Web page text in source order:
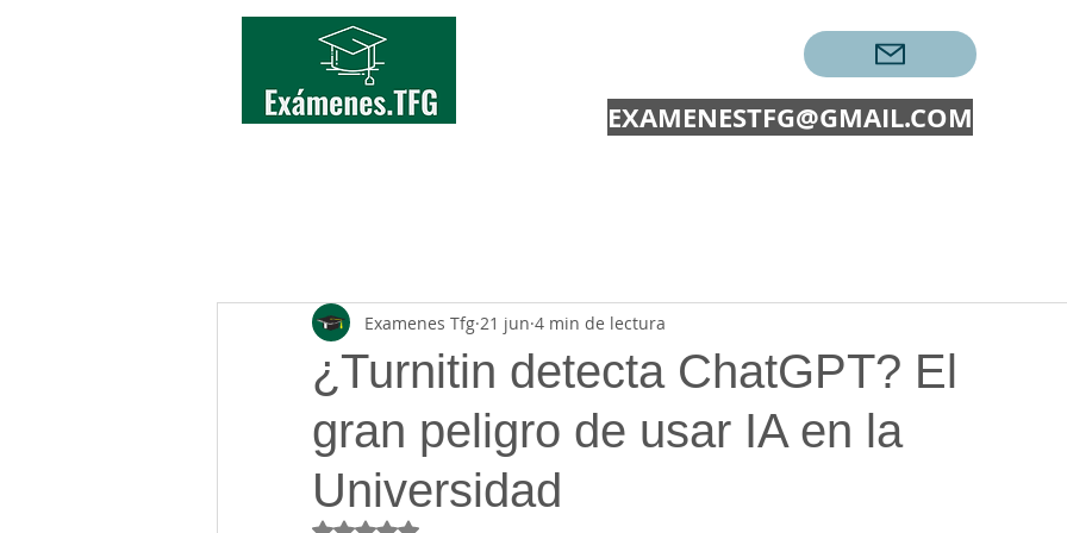
EXAMENESTFG@GMAIL.COM
¿Turnitin detecta ChatGPT? El
gran peligro de usar IA en la
Universidad
Examenes Tfg 21 jun 4 min de lectura